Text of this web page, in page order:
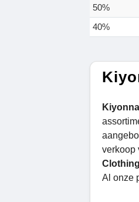
50%
40%
verkoop
Al onze